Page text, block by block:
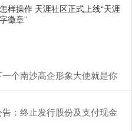
样操作 天涯社区正式上线“天涯
徽章”
个南沙高企形象大使就是你
：终止发行股份及支付现金